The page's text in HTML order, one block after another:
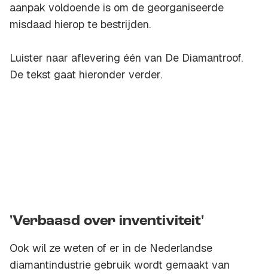
aanpak voldoende is om de georganiseerde
misdaad hierop te bestrijden.
Luister naar aflevering één van De Diamantroof.
De tekst gaat hieronder verder.
'Verbaasd over inventiviteit'
Ook wil ze weten of er in de Nederlandse
diamantindustrie gebruik wordt gemaakt van